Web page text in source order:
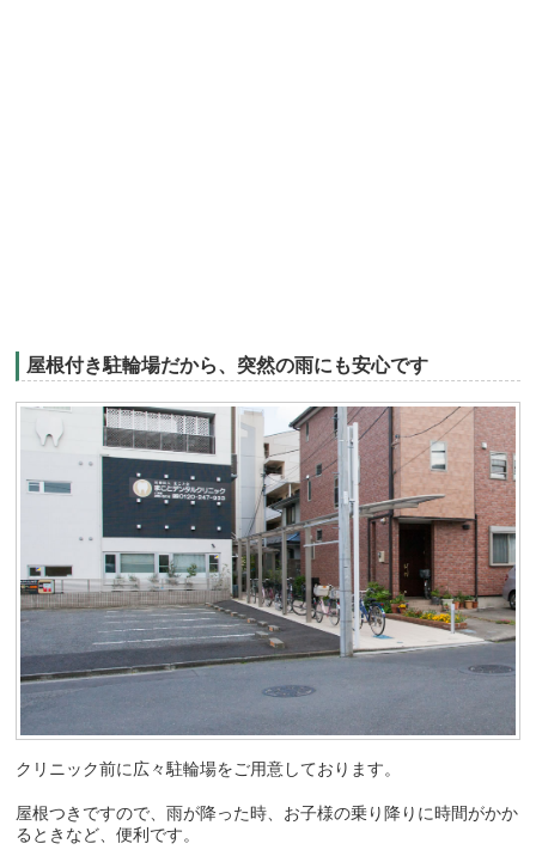
屋根付き駐輪場だから、突然の雨にも安心です
クリニック前に広々駐輪場をご用意しております。
屋根つきですので、雨が降った時、お子様の乗り降りに時間がかか
るときなど、便利です。